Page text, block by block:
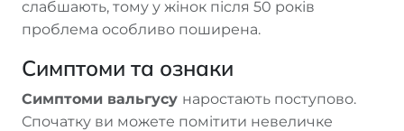
слабшають, тому у жінок після 50 років
проблема особливо поширена.
Симптоми та ознаки
Симптоми вальгусу наростають поступово.
Спочатку ви можете помітити невеличке